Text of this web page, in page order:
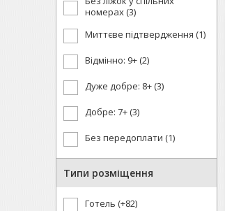
номерах (3)
Миттєве підтвердження (1)
Відмінно: 9+ (2)
Дуже добре: 8+ (3)
Добре: 7+ (3)
Без передоплати (1)
Типи розміщення
Готель (+82)